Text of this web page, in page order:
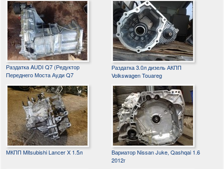
Раздатка AUDI Q7 (Редуктор
Переднего Моста Ауди Q7
Раздатка 3.0л дизель АКПП
Volkswagen Touareg
МКПП Mitsubishi Lancer X 1.5л
Вариатор Nissan Juke, Qashqai 1.6
2012г